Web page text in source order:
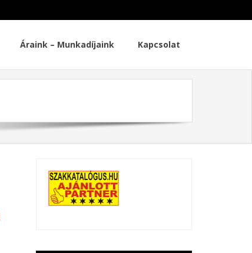
Áraink – Munkadíjaink Kapcsolat